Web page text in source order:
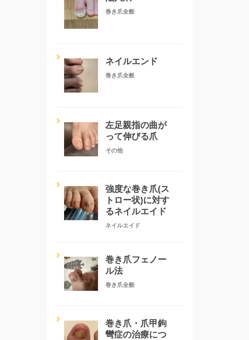
巻き爪全般
ネイルエンド
巻き爪全般
左足親指の曲が
って伸びる爪
その他
強度な巻き爪(ス
トロー状)に対す
るネイルエイド
ネイルエイド
巻き爪フェノー
ル法
巻き爪全般
巻き爪・爪甲鉤
彎症の治療につ